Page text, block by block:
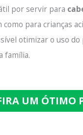
por servir para
como para crianças
otimizar o uso
família.
UM ÓTIMO